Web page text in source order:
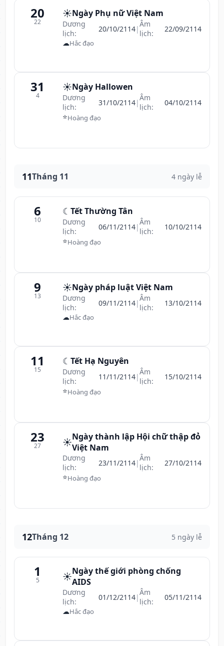
20
22
☀️Ngày Phụ nữ Việt Nam
Dương
lịch:
20/10/2114|Âm
lịch:
22/09/2114
☁Hắc đạo
31
4
☀️Ngày Hallowen
Dương
lịch:
31/10/2114|Âm
lịch:
04/10/2114
⭐Hoàng đạo
11Tháng 11 4 ngày lễ
6
10
☾ Tết Thường Tân
Dương
lịch:
06/11/2114|Âm
lịch:
10/10/2114
⭐Hoàng đạo
9
13
☀️Ngày pháp luật Việt Nam
Dương
lịch:
09/11/2114|Âm
lịch:
13/10/2114
☁Hắc đạo
11
15
☾ Tết Hạ Nguyên
Dương
lịch:
11/11/2114|Âm
lịch:
15/10/2114
⭐Hoàng đạo
23
27 ☀️Ngày thành lập Hội chữ thập đỏ
Việt Nam
Dương
lịch:
23/11/2114|Âm
lịch:
27/10/2114
⭐Hoàng đạo
12Tháng 12 5 ngày lễ
1
5 ☀️Ngày thế giới phòng chống
AIDS
Dương
lịch:
01/12/2114|Âm
lịch:
05/11/2114
☁Hắc đạo